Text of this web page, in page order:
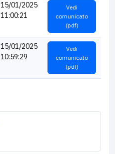
15/01/2025
11:00:21
Vedi
comunicato
(pdf)
15/01/2025
10:59:29
Vedi
comunicato
(pdf)